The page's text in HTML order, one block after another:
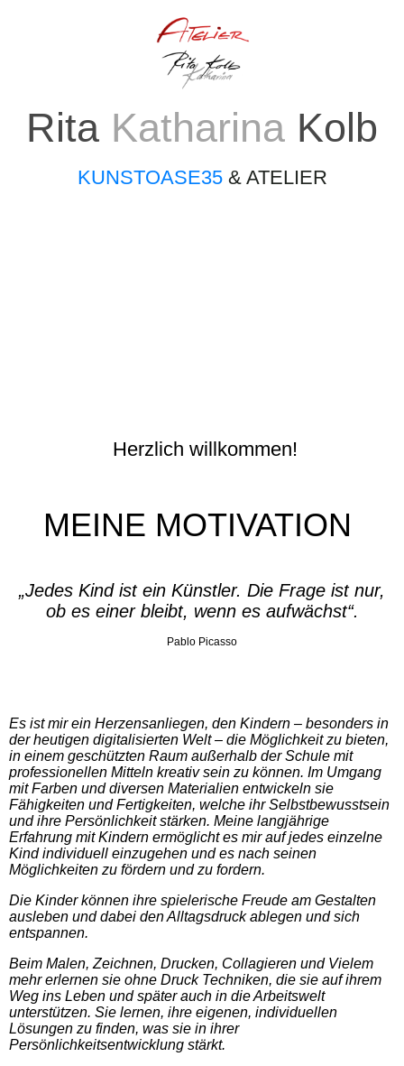
Rita Katharina Kolb
KUNSTOASE35& ATELIER
Herzlich willkommen!
MEINE MOTIVATION
„Jedes Kind ist ein Künstler. Die Frage ist nur,
ob es einer bleibt, wenn es aufwächst“.
Pablo Picasso
Es ist mir ein Herzensanliegen, den Kindern – besonders in
der heutigen digitalisierten Welt– die Möglichkeit zu bieten,
in einem geschützten Raum außerhalb der Schule mit
professionellen Mitteln kreativ sein zu können. Im Umgang
mit Farben und diversen Materialien entwickeln sie
Fähigkeiten und Fertigkeiten, welche ihr Selbstbewusstsein
und ihre Persönlichkeit stärken. Meine langjährige
Erfahrung mit Kindern ermöglicht es mir auf jedes einzelne
Kind individuell einzugehen und es nach seinen
Möglichkeiten zu fördern und zu fordern.
Die Kinder können ihre spielerische Freude am Gestalten
ausleben und dabei den Alltagsdruck ablegen und sich
entspannen.
Beim Malen, Zeichnen, Drucken, Collagieren und Vielem
mehr erlernen sie ohne Druck Techniken, die sie auf ihrem
Weg ins Leben und später auch in die Arbeitswelt
unterstützen. Sie lernen, ihre eigenen, individuellen
Lösungen zu finden, was sie in ihrer
Persönlichkeitsentwicklung stärkt.